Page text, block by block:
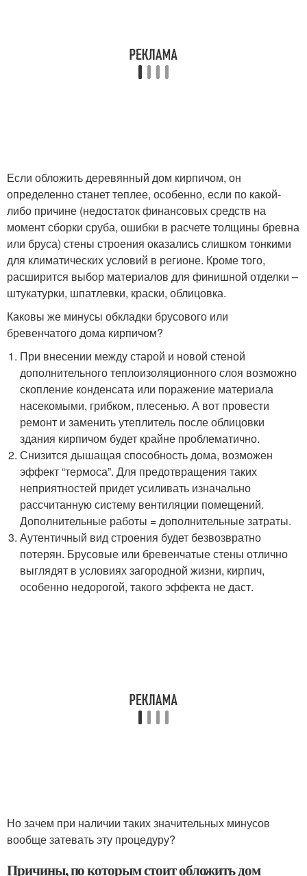
Если обложить деревянный дом кирпичом, он
определенно станет теплее, особенно, если по какой-
либо причине (недостаток финансовых средств на
момент сборки сруба, ошибки в расчете толщины бревна
или бруса) стены строения оказались слишком тонкими
для климатических условий в регионе. Кроме того,
расширится выбор материалов для финишной отделки –
штукатурки, шпатлевки, краски, облицовка.
Каковы же минусы обкладки брусового или
бревенчатого дома кирпичом?
При внесении между старой и новой стеной
дополнительного теплоизоляционного слоя возможно
скопление конденсата или поражение материала
насекомыми, грибком, плесенью. А вот провести
ремонт и заменить утеплитель после облицовки
здания кирпичом будет крайне проблематично.
Снизится дышащая способность дома, возможен
эффект “термоса”. Для предотвращения таких
неприятностей придет усиливать изначально
рассчитанную систему вентиляции помещений.
Дополнительные работы = дополнительные затраты.
Аутентичный вид строения будет безвозвратно
потерян. Брусовые или бревенчатые стены отлично
выглядят в условиях загородной жизни, кирпич,
особенно недорогой, такого эффекта не даст.
Но зачем при наличии таких значительных минусов
вообще затевать эту процедуру?
Причины, по которым стоит обложить дом